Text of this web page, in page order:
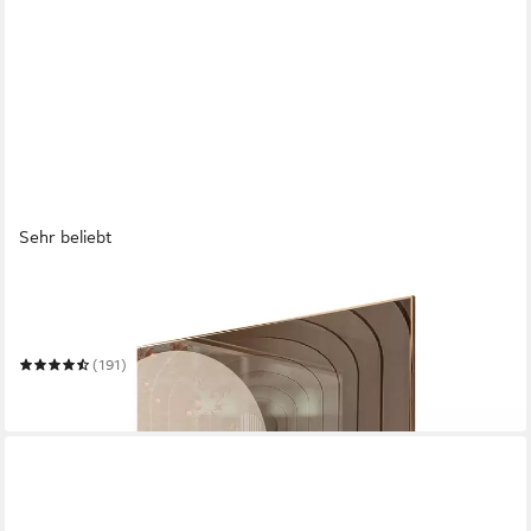
Sehr beliebt
Lowboard COLGANTE KASCHMIR 200 cm TV-Schrank mit LED
(191)